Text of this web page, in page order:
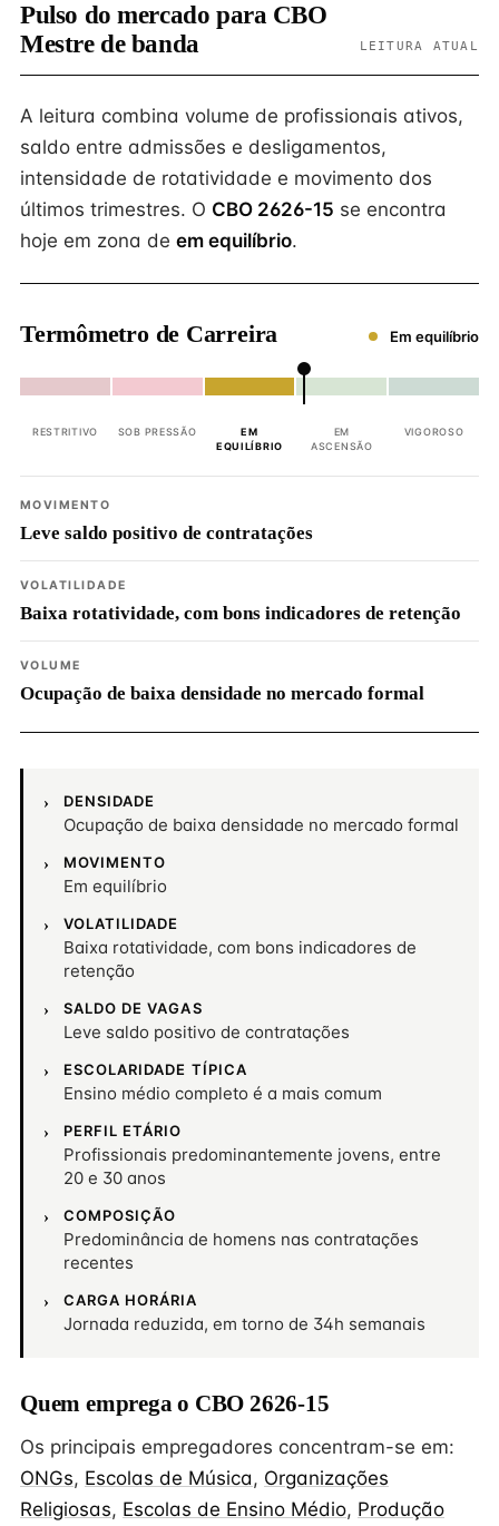
Pulso do mercado para CBO
Mestre de banda
LEITURA ATUAL
A leitura combina volume de profissionais ativos,
saldo entre admissões e desligamentos,
intensidade de rotatividade e movimento dos
últimos trimestres. O CBO 2626-15 se encontra
hoje em zona de em equilíbrio.
Termômetro de Carreira Em equilíbrio
RESTRITIVO SOB PRESSÃO
EM
EQUILÍBRIO
EM
ASCENSÃO
VIGOROSO
MOVIMENTO
Leve saldo positivo de contratações
VOLATILIDADE
Baixa rotatividade, com bons indicadores de retenção
VOLUME
Ocupação de baixa densidade no mercado formal
DENSIDADE
Ocupação de baixa densidade no mercado formal
MOVIMENTO
Em equilíbrio
VOLATILIDADE
Baixa rotatividade, com bons indicadores de
retenção
SALDO DE VAGAS
Leve saldo positivo de contratações
ESCOLARIDADE TÍPICA
Ensino médio completo é a mais comum
PERFIL ETÁRIO
Profissionais predominantemente jovens, entre
20 e 30 anos
COMPOSIÇÃO
Predominância de homens nas contratações
recentes
CARGA HORÁRIA
Jornada reduzida, em torno de 34h semanais
Quem emprega o CBO 2626-15
Os principais empregadores concentram-se em:
ONGs, Escolas de Música, Organizações
Religiosas, Escolas de Ensino Médio, Produção